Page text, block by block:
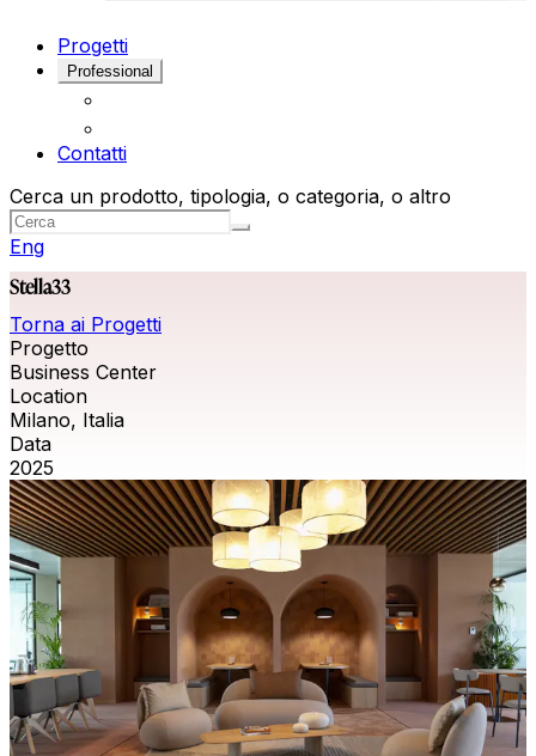
Progetti
Professional
Contatti
Cerca un prodotto, tipologia, o categoria, o altro
Eng
Stella33
Torna ai Progetti
Progetto
Business Center
Location
Milano, Italia
Data
2025